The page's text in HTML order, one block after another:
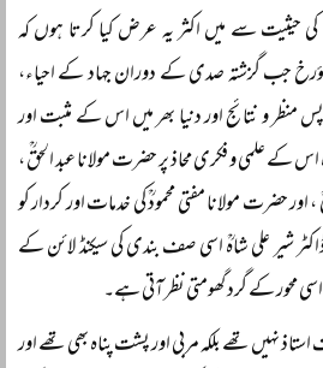
سے میں اکثر یہ عرض کیا کرتا ہوں کہ
مؤرخ جب گزشتہ صدی کے دوران جہاد کے احیاء،
منظر و نتائج اور دنیا بھر میں اس کے مثبت اور
کے علمی و فکری محاذ پر حضرت مولانا عبد الحقؒ ،
، اور حضرت مولانا مفتی محمودؒ کی خدمات اور کردار کو
ڈاکٹر شیر علی شاہؒ اسی صف بندی کی سیکنڈ لائن کے
محور کے گرد گھومتی نظر آتی ہے۔
نہیں تھے بلکہ مربی اور پشت پناہ بھی تھے اور